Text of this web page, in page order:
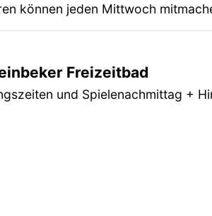
können jeden Mittwoch
Freizeitbad
und Spielenachmittag +